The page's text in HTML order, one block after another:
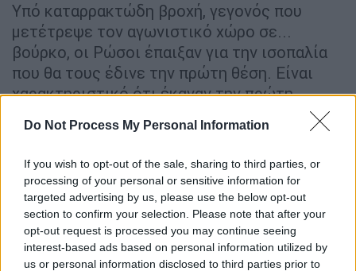
Do Not Process My Personal Information
If you wish to opt-out of the sale, sharing to third parties, or
processing of your personal or sensitive information for
targeted advertising by us, please use the below opt-out
section to confirm your selection. Please note that after your
opt-out request is processed you may continue seeing
interest-based ads based on personal information utilized by
us or personal information disclosed to third parties prior to
Υπό καταρρακτώδη βροχή, γεγονός που
μετέτρεψε τον αγωνιστικό χώρο σε...
βούρκο, οι Ρώσοι έπαιξαν για την ισοπαλία
που θα τους έδινε την πρώτη θέση. Είναι
χαρακτηριστικό ότι έκαναν την πρώτη
τελική τους προσπάθεια στο 74΄, κι ενώ οι
γηπεδούχοι μετρούσαν ως εκείνη τη στιγμή
17 (!), χωρίς όμως να καταφέρουν να βρουν
δίχτυα. Τελικά η λύτρωση για τους Κροάτες
ήρθε από ρωσικό πόδι! Ο Κουντριάσοφ στο
81' στην προσπάθειά του να απομακρύνει μια
σέντρα του Σόσα, έστειλε την μπάλα στο
τέρμα της ομάδας του.